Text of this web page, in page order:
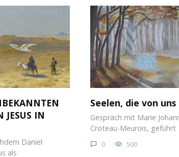
JESUS IN
Daniel
als
Seelen, die von
Gespräch mit Marie
Croteau-Meurois, geführt
0 500